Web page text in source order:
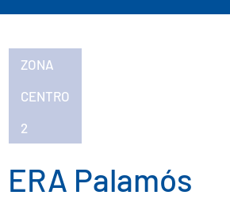
ZONA
CENTRO
2
ERA Palamós